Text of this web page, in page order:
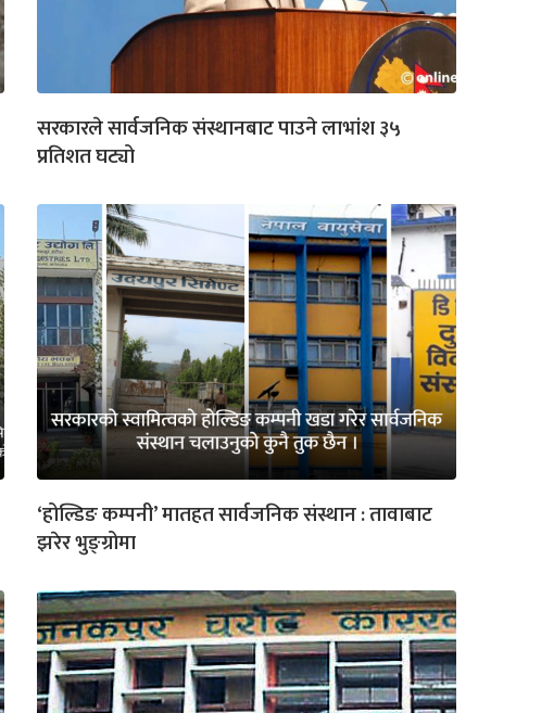
सरकारले सार्वजनिक संस्थानबाट पाउने लाभांश ३५
प्रतिशत घट्यो
‘होल्डिङ कम्पनी’ मातहत सार्वजनिक संस्थान : तावाबाट
झरेर भुङ्ग्रोमा